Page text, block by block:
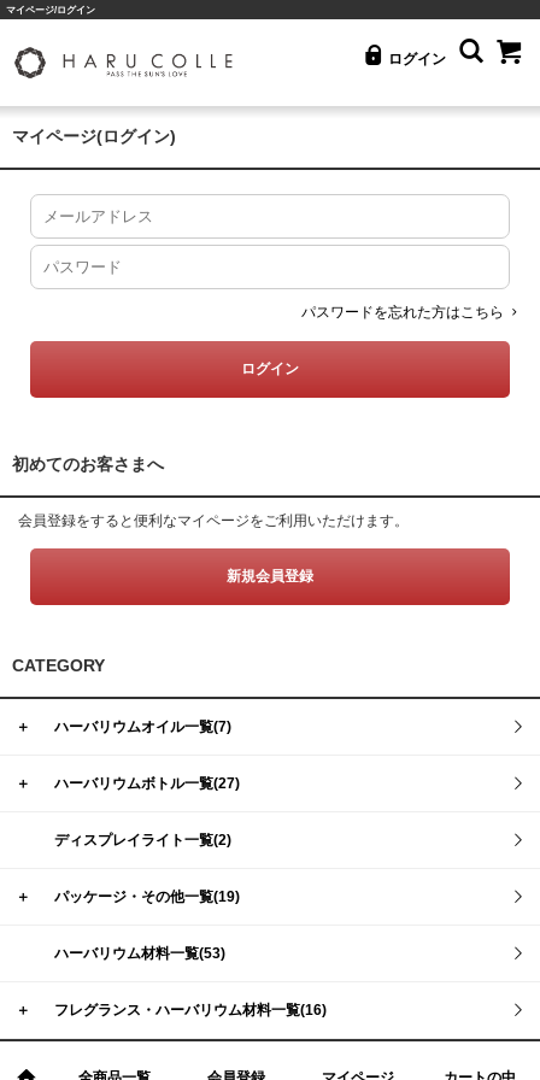
マイページ/ログイン
ログイン
マイページ(ログイン)
パスワードを忘れた方はこちら
初めてのお客さまへ
会員登録をすると便利なマイページをご利用いただけます。
新規会員登録
CATEGORY
＋ ハーバリウムオイル一覧(7)
＋ ハーバリウムボトル一覧(27)
ディスプレイライト一覧(2)
＋ パッケージ・その他一覧(19)
ハーバリウム材料一覧(53)
＋ フレグランス・ハーバリウム材料一覧(16)